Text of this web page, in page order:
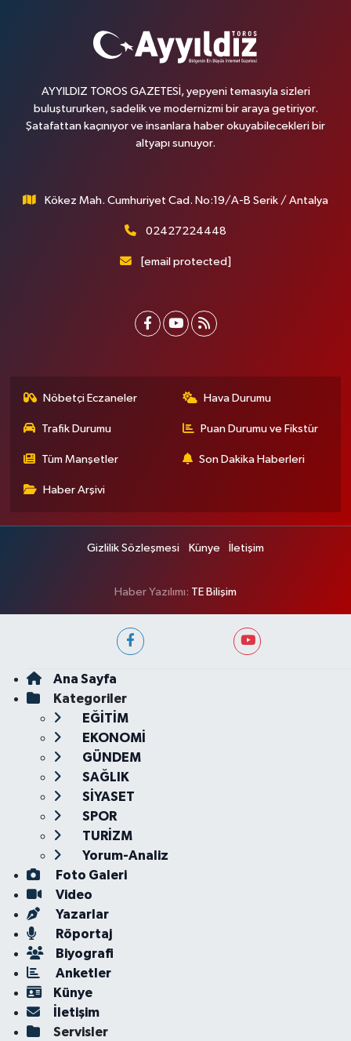
AYYILDIZ TOROS GAZETESİ, yepyeni temasıyla sizleri
buluştururken, sadelik ve modernizmi bir araya getiriyor.
Şatafattan kaçınıyor ve insanlara haber okuyabilecekleri bir
altyapı sunuyor.
Kökez Mah. Cumhuriyet Cad. No:19/A-B Serik / Antalya
02427224448
[email protected]
Nöbetçi Eczaneler Hava Durumu
Trafik Durumu Puan Durumu ve Fikstür
Tüm Manşetler Son Dakika Haberleri
Haber Arşivi
Gizlilik Sözleşmesi Künye İletişim
Haber Yazılımı: TE Bilişim
Ana Sayfa
Kategoriler
EĞİTİM
EKONOMİ
GÜNDEM
SAĞLIK
SİYASET
SPOR
TURİZM
Yorum-Analiz
Foto Galeri
Video
Yazarlar
Röportaj
Biyografi
Anketler
Künye
İletişim
Servisler